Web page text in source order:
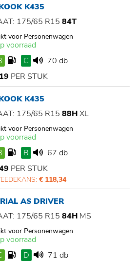
K435
175/65 R15 84T
voor Personenwagen
voorraad
C
70 db
PER STUK
K435
175/65 R15 88HXL
voor Personenwagen
voorraad
B
67 db
PER STUK
€ 118,34
AS DRIVER
175/65 R15 84H MS
voor Personenwagen
voorraad
D
71 db